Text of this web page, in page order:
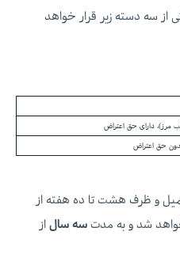
از سه دسته زیر قرار خواهد
مرز)، دارای حق اعتراض
حق اعتراض
و ظرف هشت تا ده هفته از
شد و به مدت سه سال از